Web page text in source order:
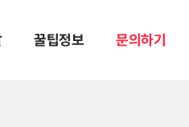
꿀팁정보 문의하기